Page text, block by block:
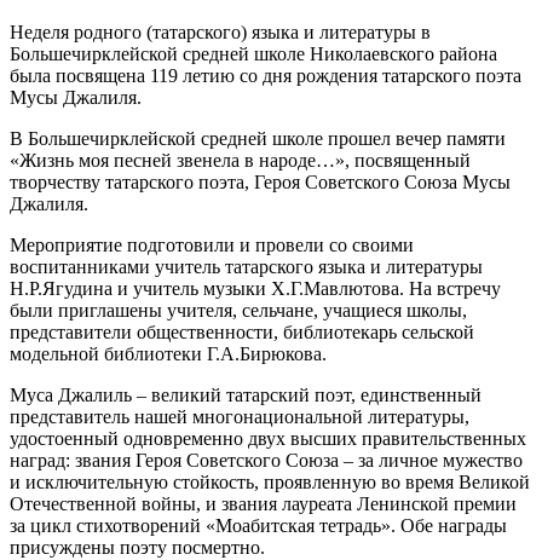
Неделя родного (татарского) языка и литературы в
Большечирклейской средней школе Николаевского района
была посвящена 119 летию со дня рождения татарского поэта
Мусы Джалиля.
В Большечирклейской средней школе прошел вечер памяти
«Жизнь моя песней звенела в народе…», посвященный
творчеству татарского поэта, Героя Советского Союза Мусы
Джалиля.
Мероприятие подготовили и провели со своими
воспитанниками учитель татарского языка и литературы
Н.Р.Ягудина и учитель музыки Х.Г.Мавлютова. На встречу
были приглашены учителя, сельчане, учащиеся школы,
представители общественности, библиотекарь сельской
модельной библиотеки Г.А.Бирюкова.
Муса Джалиль – великий татарский поэт, единственный
представитель нашей многонациональной литературы,
удостоенный одновременно двух высших правительственных
наград: звания Героя Советского Союза – за личное мужество
и исключительную стойкость, проявленную во время Великой
Отечественной войны, и звания лауреата Ленинской премии
за цикл стихотворений «Моабитская тетрадь». Обе награды
присуждены поэту посмертно.